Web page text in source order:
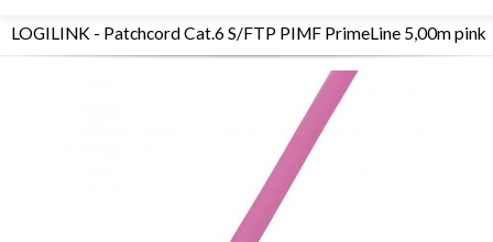
LOGILINK - Patchcord Cat.6 S/FTP PIMF PrimeLine 5,00m pink